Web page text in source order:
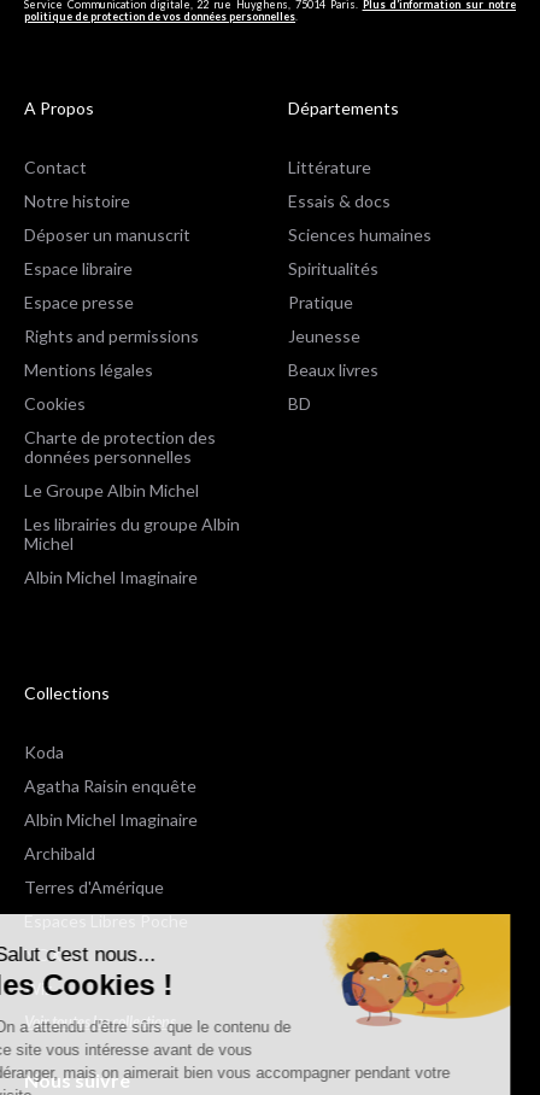
Salut c'est nous...
les Cookies !
On a attendu d'être sûrs que le contenu de
ce site vous intéresse avant de vous
déranger, mais on aimerait bien vous accompagner pendant votre
Service Communication digitale, 22 rue Huyghens, 75014 Paris. Plus d’information sur notre
politique de protection de vos données personnelles
A Propos
Contact
Notre histoire
Déposer un manuscrit
Espace libraire
Espace presse
Rights and permissions
Mentions légales
Cookies
Charte de protection des
données personnelles
Le Groupe Albin Michel
Les librairies du groupe Albin
Michel
Albin Michel Imaginaire
Départements
Littérature
Essais & docs
Sciences humaines
Spiritualités
Pratique
Jeunesse
Beaux livres
BD
Collections
Koda
Agatha Raisin enquête
Albin Michel Imaginaire
Archibald
Terres d'Amérique
Espaces Libres Poche
NOX
Wiz
Voir toutes les collections
Nous suivre